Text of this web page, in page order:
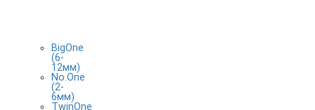
BigOne
(6-
12мм)
No.One
(2-
6мм)
TwinOne